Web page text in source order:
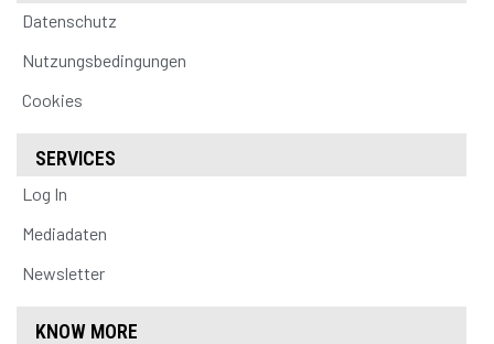
Datenschutz
Nutzungsbedingungen
Cookies
SERVICES
Log In
Mediadaten
Newsletter
KNOW MORE